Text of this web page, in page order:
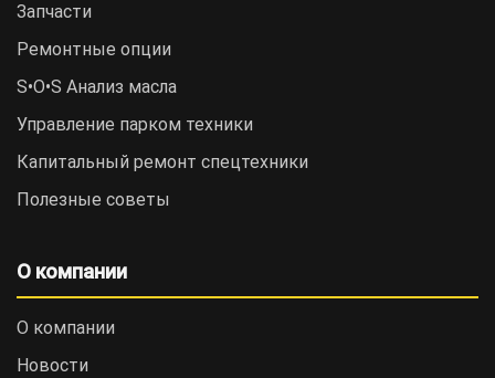
Запчасти
Ремонтные опции
S•O•S Анализ масла
Управление парком техники
Капитальный ремонт спецтехники
Полезные советы
О компании
О компании
Новости